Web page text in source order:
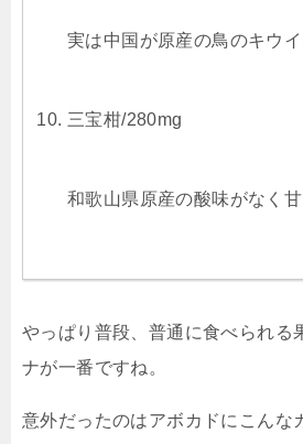
実は中国が原産の鳥のキウ
三宝柑/280mg
和歌山県原産の酸味がなく
やっぱり普段、普通に食べられる
ナが一番ですね。
意外だったのはアボカドにこんな